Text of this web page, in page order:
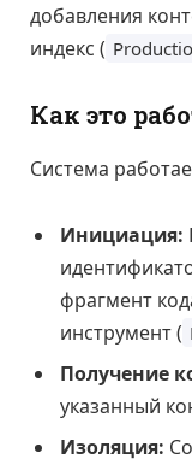
добавления
индекс (
Как это
Система
Инициация:
фрагмент
инструмент (
Получение
указанный
Изоляция: